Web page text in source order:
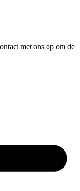
met ons op om de